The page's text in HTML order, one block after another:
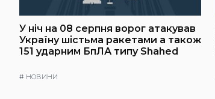
У ніч на 08 серпня ворог атакував
Україну шістьма ракетами а також
151 ударним БпЛА типу Shahed
# НОВИНИ